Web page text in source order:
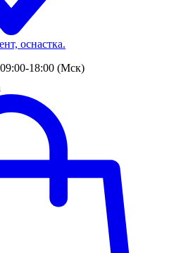
оснастка.
18:00 (Мск)